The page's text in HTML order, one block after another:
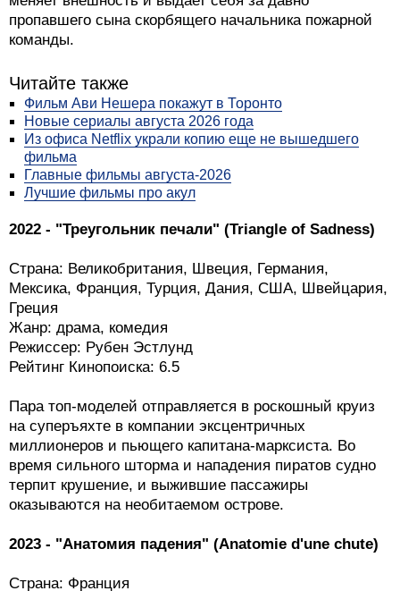
пропавшего сына скорбящего начальника пожарной
команды.
Читайте также
Фильм Ави Нешера покажут в Торонто
Новые сериалы августа 2026 года
Из офиса Netflix украли копию еще не вышедшего
фильма
Главные фильмы августа-2026
Лучшие фильмы про акул
2022 - "Треугольник печали" (Triangle of Sadness)
Страна: Великобритания, Швеция, Германия,
Мексика, Франция, Турция, Дания, США, Швейцария,
Греция
Жанр: драма, комедия
Режиссер: Рубен Эстлунд
Рейтинг Кинопоиска: 6.5
Пара топ-моделей отправляется в роскошный круиз
на суперъяхте в компании эксцентричных
миллионеров и пьющего капитана-марксиста. Во
время сильного шторма и нападения пиратов судно
терпит крушение, и выжившие пассажиры
оказываются на необитаемом острове.
2023 - "Анатомия падения" (Anatomie d'une chute)
Страна: Франция